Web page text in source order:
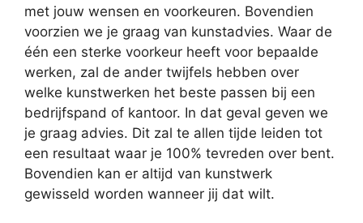
met jouw wensen en voorkeuren. Bovendien
voorzien we je graag van kunstadvies. Waar de
één een sterke voorkeur heeft voor bepaalde
werken, zal de ander twijfels hebben over
welke kunstwerken het beste passen bij een
bedrijfspand of kantoor. In dat geval geven we
je graag advies. Dit zal te allen tijde leiden tot
een resultaat waar je 100% tevreden over bent.
Bovendien kan er altijd van kunstwerk
gewisseld worden wanneer jij dat wilt.